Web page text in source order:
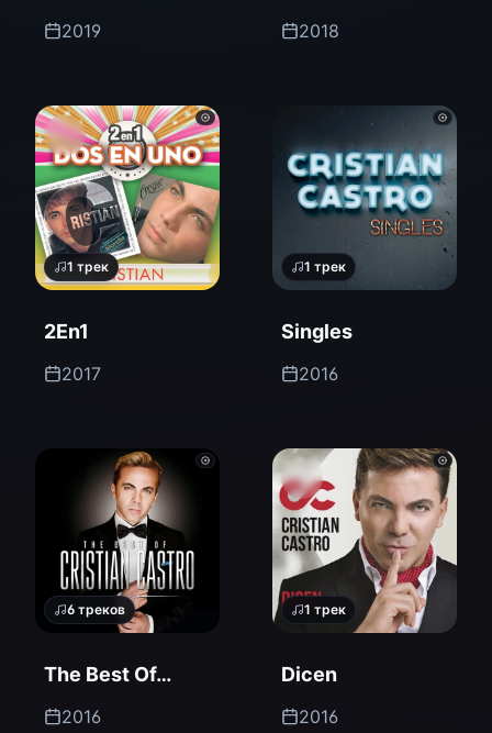
Tributo A José
2019 2018
1 трек
2En1
2017
1 трек
Singles
2016
6 треков
The Best Of…
2016
1 трек
Dicen
2016